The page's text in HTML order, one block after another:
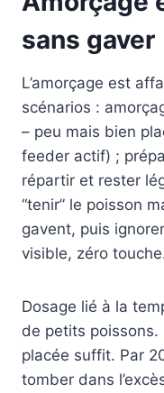
sans gaver
L’amorçage est
scénarios :
– peu mais bien
feeder actif) ;
répartir et rester
“tenir” le poisson
gavent, puis
visible, zéro
Dosage lié à la
de petits poissons.
placée suffit. Par
tomber dans